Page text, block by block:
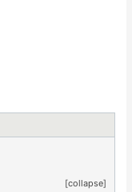
[collapse]